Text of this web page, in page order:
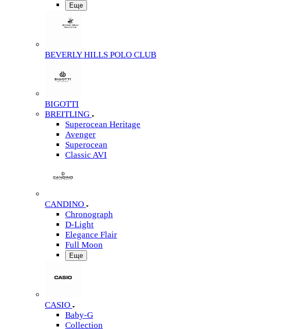
Еще
BEVERLY HILLS POLO CLUB
BIGOTTI
BREITLING
Superocean Heritage
Avenger
Superocean
Classic AVI
CANDINO
Chronograph
D-Light
Elegance Flair
Full Moon
Еще
CASIO
Baby-G
Collection